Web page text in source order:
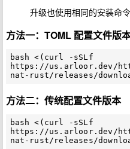
升级也使用相同的安装命令
方法一：TOML 配置文件版本
bash <(curl -sSLf
https://us.arloor.dev/
方法二：传统配置文件版本
bash <(curl -sSLf
https://us.arloor.dev/